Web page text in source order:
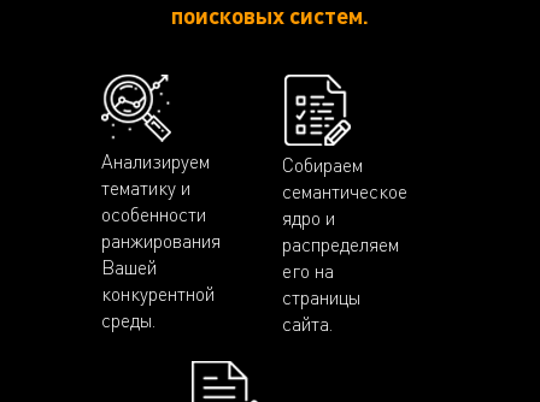
поисковых систем.
Анализируем
тематику и
особенности
ранжирования
Вашей
конкурентной
среды.
Собираем
семантическое
ядро и
распределяем
его на
страницы
сайта.